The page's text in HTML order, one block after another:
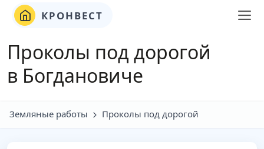
КРОНВЕСТ
Проколы под дорогой
в Богдановиче
Земляные работы Проколы под дорогой